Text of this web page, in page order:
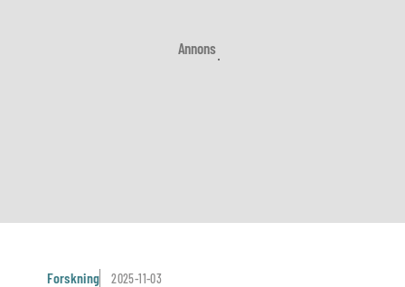
Annons
Forskning 2025-11-03